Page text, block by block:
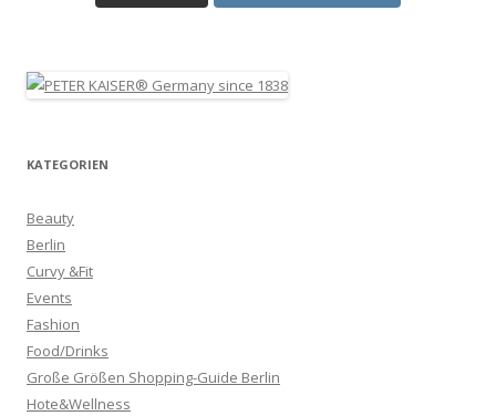
KATEGORIEN
Beauty
Berlin
Curvy &Fit
Events
Fashion
Food/Drinks
Große Größen Shopping-Guide Berlin
Hote&Wellness